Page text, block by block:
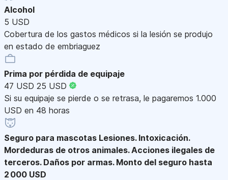
Alcohol
5 USD
Cobertura de los gastos médicos si la lesión se produjo
en estado de embriaguez
Prima por pérdida de equipaje
47 USD 25 USD
Si su equipaje se pierde o se retrasa, le pagaremos 1.000
USD en 48 horas
Seguro para mascotas Lesiones. Intoxicación.
Mordeduras de otros animales. Acciones ilegales de
terceros. Daños por armas. Monto del seguro hasta
2 000 USD